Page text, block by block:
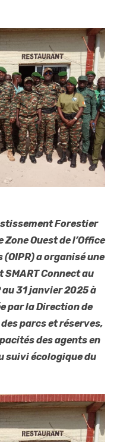
Forestier
Ouest de l’Office
a organisé une
Connect au
31 janvier 2025 à
par la Direction de
parcs et réserves,
des agents en
suivi écologique du